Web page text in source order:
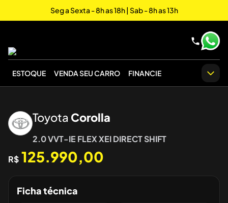
Seg a Sexta - 8h as 18h | Sab - 8h as 13h
ESTOQUE VENDA SEU CARRO FINANCIE
Toyota Corolla
2.0 VVT-IE FLEX XEI DIRECT SHIFT
R$ 125.990,00
Ficha técnica